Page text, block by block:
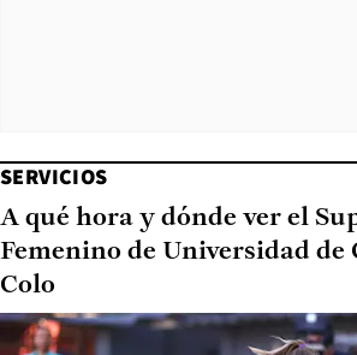
SERVICIOS
A qué hora y dónde ver el
Femenino de Universidad de
Colo